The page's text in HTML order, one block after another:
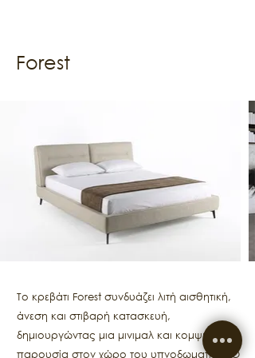
Forest
Το κρεβάτι Forest συνδυάζει λιτή αισθητική,
άνεση και στιβαρή κατασκευή,
δημιουργώντας μια μινιμαλ και κομψή
παρουσία στον χώρο του υπνοδωματίου. Ο